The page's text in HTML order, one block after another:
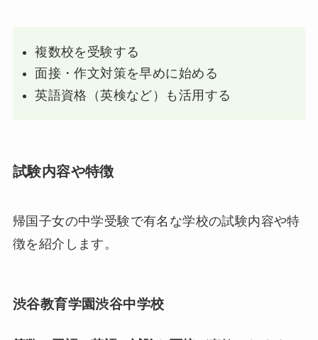
複数校を受験する
面接・作文対策を早めに始める
英語資格（英検など）も活用する
試験内容や特徴
帰国子女の中学受験で有名な学校の試験内容や特
徴を紹介します。
渋谷教育学園渋谷中学校